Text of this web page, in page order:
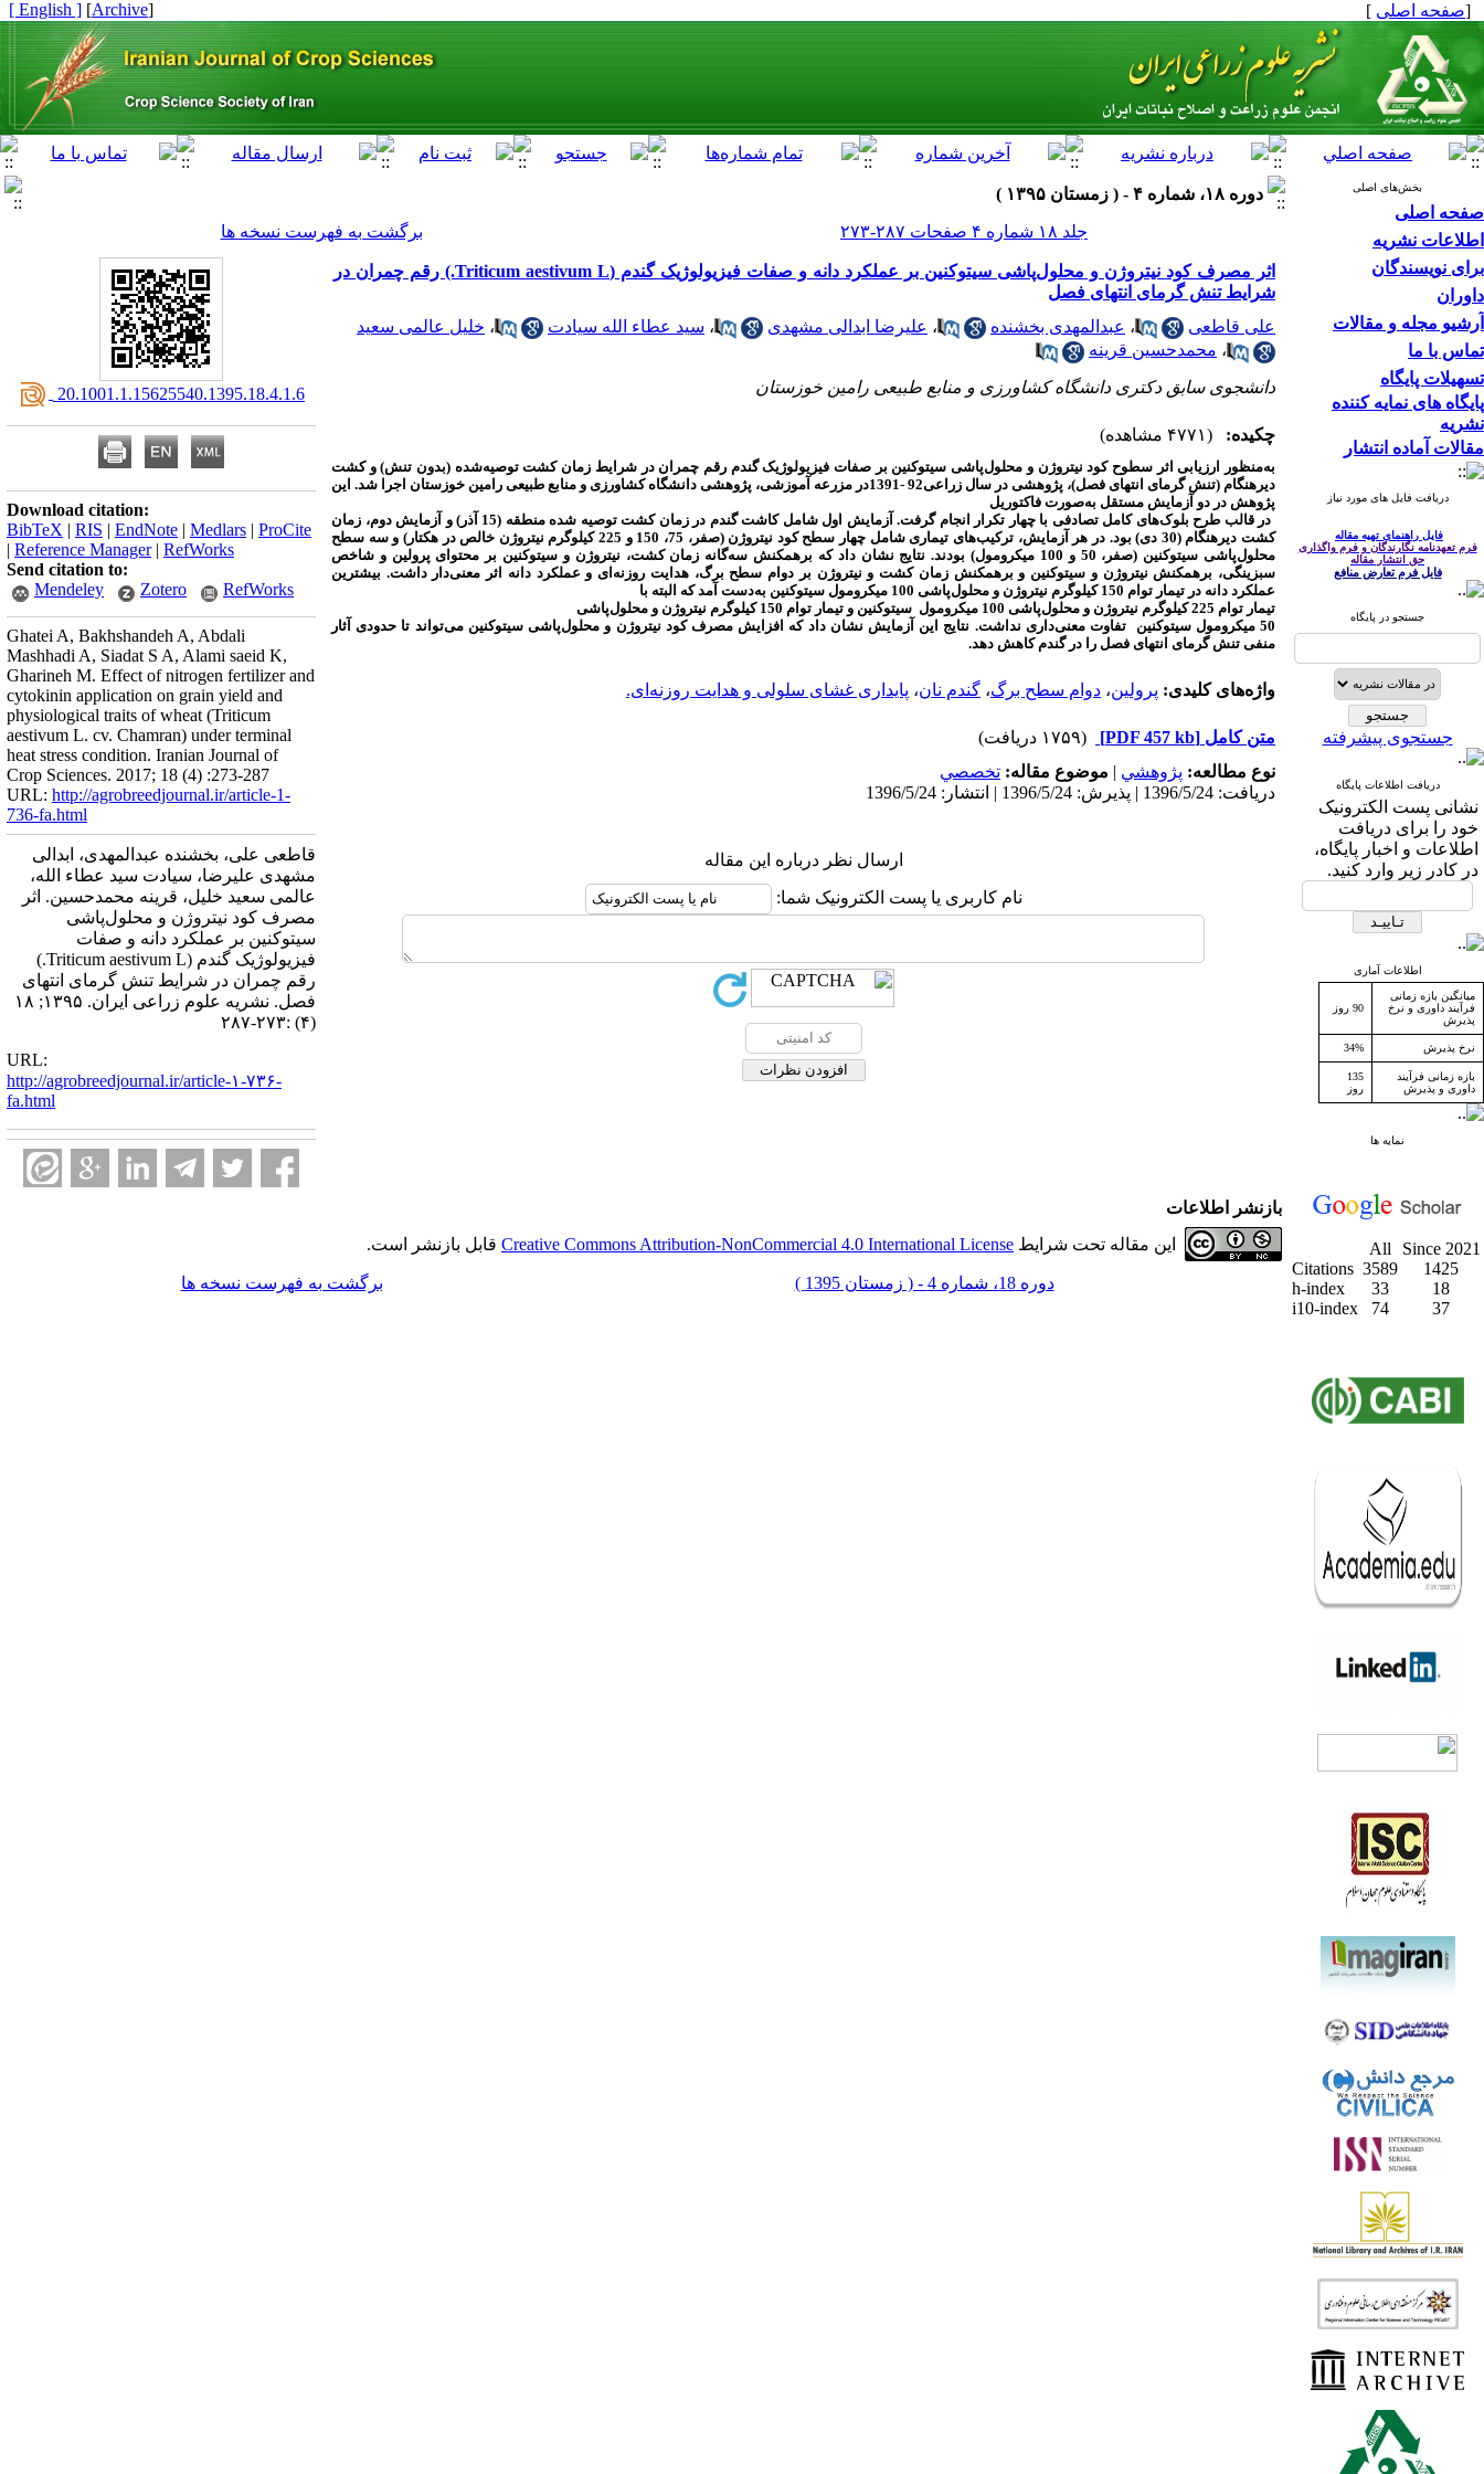
[صفحه اصلی ]
[
Archive
]
[ English ]
بخش‌های اصلی
صفحه اصلی
اطلاعات نشریه
برای نویسندگان
داوران
آرشیو مجله و مقالات
تماس با ما
تسهیلات پایگاه
پایگاه های نمایه کننده
نشریه
مقالات آماده انتشار
دریافت فایل های مورد نیاز
فایل راهنمای تهیه مقاله
فرم تعهدنامه نگارندگان و فرم واگذاری
حق انتشار مقاله
فایل فرم تعارض منافع
جستجو در پایگاه
جستجوی پیشرفته
دریافت اطلاعات پایگاه
نشانی پست الکترونیک
خود را برای دریافت
اطلاعات و اخبار پایگاه،
در کادر زیر وارد کنید.
اطلاعات آماری
میانگین بازه زمانی
فرآیند داوری و نرخ
پذیرش
90 روز
نرخ پذیرش 34%
بازه زمانی فرآیند
داوری و پذیرش
135
روز
نمایه ها
All
Since 2021
Citations 3589
1425
h-index
33
18
i10-index
74 37
دوره ۱۸، شماره ۴ - ( زمستان ۱۳۹۵ )
جلد ۱۸ شماره ۴ صفحات ۲۸۷-۲۷۳
برگشت به فهرست نسخه ها
اثر مصرف کود نیتروژن و محلول‌پاشی سیتوکنین بر عملکرد دانه و صفات فیزیولوژیک گندم (Triticum aestivum L.) رقم چمران در
شرایط تنش گرمای انتهای فصل
علی قاطعی
، عبدالمهدی بخشنده ، علیرضا ابدالی مشهدی ، سید عطاء الله سیادت ، خلیل عالمی سعید
، محمدحسین قرینه
دانشجوی سابق دکتری دانشگاه کشاورزی و منابع طبیعی رامین خوزستان
چکیده: (۴۷۷۱ مشاهده)
به‌‌منظور ارزیابی اثر سطوح کود نیتروژن و محلول‌پاشی سیتوکنین بر صفات فیزیولوژیک گندم رقم چمران در شرایط زمان کشت توصیه‌شده (بدون تنش) و کشت
دیرهنگام (تنش گرمای انتهای فصل)، پژوهشی در سال‌ زراعی92 -1391در مزرعه آموزشی، پژوهشی دانشگاه کشاورزی و منابع طبیعی رامین خوزستان اجرا شد. این
پژوهش در دو آزمایش مستقل به‌صورت فاکتوریل
در قالب طرح بلوک‌های کامل تصادفی با چهار تکرار انجام گرفت. آزمایش اول شامل کاشت گندم در زمان کشت توصیه ‌شده منطقه (15 آذر) و آزمایش دوم، زمان
کشت دیرهنگام (30 دی) بود. در هر آزمایش، ترکیب‌های تیماری شامل چهار سطح کود نیتروژن (صفر، 75، 150 و 225 کیلوگرم نیتروژن خالص در هکتار) و سه سطح
محلول‌پاشی سیتوکنین (صفر، 50 و 100 میکرومول) بودند. نتایج نشان داد که برهمکنش سه
گانه زمان کشت، نیتروژن و سیتوکنین بر محتوای پرولین و شاخص
سبزینگی، برهمکنش نیتروژن و سیتوکنین و برهمکنش زمان کشت و نیتروژن بر دوام سطح برگ، هدایت روزنه‌ایو عملکرد دانه اثر معنی‌دار داشت. بیشترین
عملکرد دانه در تیمار توام 150 کیلوگرم نیتروژن و محلول‌پاشی 100 میکرومول سیتوکنین به‌دست آمد که البته با
تیمار توام 225 کیلوگرم نیتروژن و محلول‌پاشی 100 میکرومول سیتوکنین و تیمار توام 150 کیلوگرم نیتروژن و محلول‌پاشی
50 میکرومول سیتوکنین تفاوت معنی‌داری نداشت. نتایج این آزمایش نشان داد که افزایش مصرف کود نیتروژن و محلول‌پاشی سیتوکنین می‌تواند تا حدودی آثار
منفی تنش گرمای انتهای فصل را در گندم کاهش دهد.
واژه‌های کلیدی: پرولین، دوام سطح برگ، گندم نان، پایداری غشای سلولی و هدایت روزنه‌ای.
متن کامل [PDF 457 kb]
(۱۷۵۹ دریافت)
نوع مطالعه: پژوهشي | موضوع مقاله: تخصصي
دریافت: 1396/5/24 | پذیرش: 1396/5/24 | انتشار: 1396/5/24
ارسال نظر درباره این مقاله
نام کاربری یا پست الکترونیک شما:
‎ 20.1001.1.15625540.1395.18.4.1.6
Download citation:
BibTeX | RIS | EndNote | Medlars | ProCite
| Reference Manager| RefWorks
Send citation to:
Mendeley
Zotero RefWorks
Ghatei A, Bakhshandeh A, Abdali
Mashhadi A, Siadat S A, Alami saeid K,
Gharineh M. Effect of nitrogen fertilizer and
cytokinin application on grain yield and
physiological traits of wheat (Triticum
aestivum L. cv. Chamran) under terminal
heat stress condition. Iranian Journal of
Crop Sciences. 2017; 18 (4) :273-287
URL: http://agrobreedjournal.ir/article-1-
736-fa.html
قاطعی علی، بخشنده عبدالمهدی، ابدالی
مشهدی علیرضا، سیادت سید عطاء الله،
عالمی سعید خلیل، قرینه محمدحسین. اثر
مصرف کود نیتروژن و محلول‌پاشی
سیتوکنین بر عملکرد دانه و صفات
فیزیولوژیک گندم (Triticum aestivum L.)
رقم چمران در شرایط تنش گرمای انتهای
فصل. نشریه علوم زراعی ایران. ۱۳۹۵; ۱۸
(۴) :۲۷۳-۲۸۷
URL:
http://agrobreedjournal.ir/article-۱-۷۳۶-
fa.html
بازنشر اطلاعات
این مقاله تحت شرایط Creative Commons Attribution-NonCommercial 4.0 International License قابل بازنشر است.
دوره 18، شماره 4 - ( زمستان 1395 ) برگشت به فهرست نسخه ها